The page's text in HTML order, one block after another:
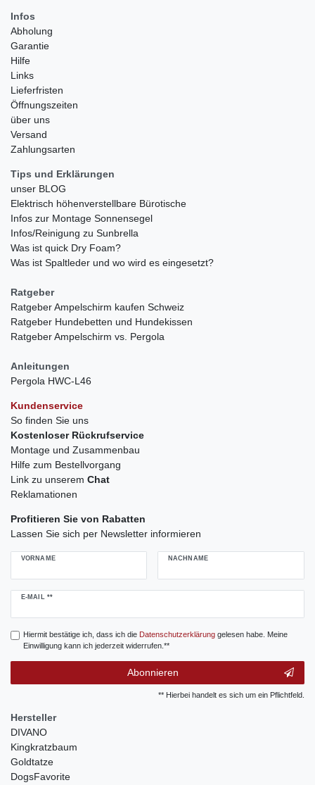
Infos
Abholung
Garantie
Hilfe
Links
Lieferfristen
Öffnungszeiten
über uns
Versand
Zahlungsarten
Tips und Erklärungen
unser BLOG
Elektrisch höhenverstellbare Bürotische
Infos zur Montage Sonnensegel
Infos/Reinigung zu Sunbrella
Was ist quick Dry Foam?
Was ist Spaltleder und wo wird es eingesetzt?
Ratgeber
Ratgeber Ampelschirm kaufen Schweiz
Ratgeber Hundebetten und Hundekissen
Ratgeber Ampelschirm vs. Pergola
Anleitungen
Pergola HWC-L46
Kundenservice
So finden Sie uns
Kostenloser Rückrufservice
Montage und Zusammenbau
Hilfe zum Bestellvorgang
Link zu unserem Chat
Reklamationen
Profitieren Sie von Rabatten
Lassen Sie sich per Newsletter informieren
VORNAME NACHNAME
E-MAIL **
Newsletter
Hiermit bestätige ich, dass ich die Daten­schutz­erklärunggelesen habe. Meine
Einwilligung kann ich jederzeit widerrufen.**
Abonnieren
** Hierbei handelt es sich um ein Pflichtfeld.
Hersteller
DIVANO
Kingkratzbaum
Goldtatze
DogsFavorite